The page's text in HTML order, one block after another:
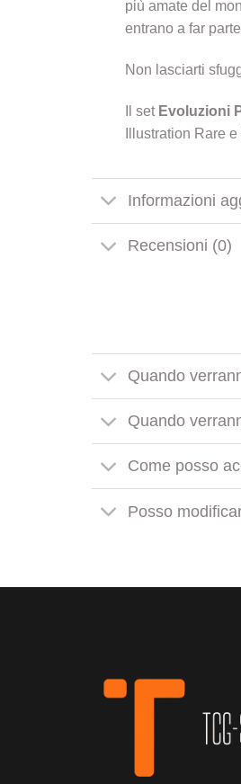
più amate del
entrano a far
Non lasciarti
Il set Evoluzioni
Illustration Rare
Informazioni
Recensioni (0)
Quando
Quando
Come posso
Posso